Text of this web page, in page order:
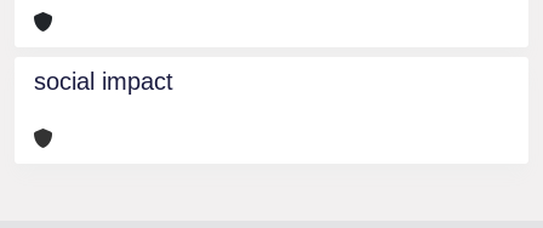
social impact